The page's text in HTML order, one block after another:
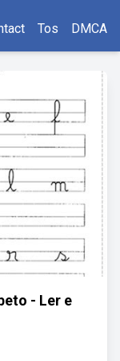
Tos DMCA
- Ler e